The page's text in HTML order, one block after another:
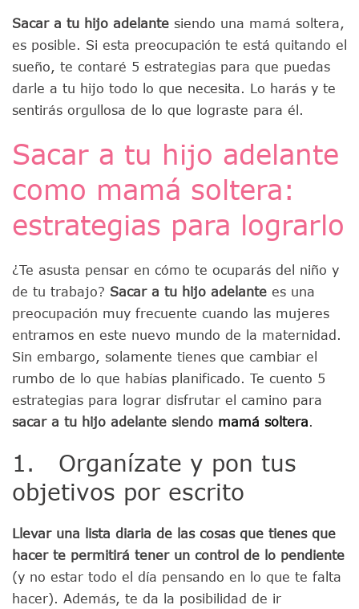
Sacar a tu hijo adelante siendo una mamá soltera,
es posible. Si esta preocupación te está quitando el
sueño, te contaré 5 estrategias para que puedas
darle a tu hijo todo lo que necesita. Lo harás y te
sentirás orgullosa de lo que lograste para él.
Sacar a tu hijo adelante
como mamá soltera:
estrategias para lograrlo
¿Te asusta pensar en cómo te ocuparás del niño y
de tu trabajo? Sacar a tu hijo adelante es una
preocupación muy frecuente cuando las mujeres
entramos en este nuevo mundo de la maternidad.
Sin embargo, solamente tienes que cambiar el
rumbo de lo que habías planificado. Te cuento 5
estrategias para lograr disfrutar el camino para
sacar a tu hijo adelante siendo mamá soltera.
1. Organízate y pon tus
objetivos por escrito
Llevar una lista diaria de las cosas que tienes que
hacer te permitirá tener un control de lo pendiente
(y no estar todo el día pensando en lo que te falta
hacer). Además, te da la posibilidad de ir